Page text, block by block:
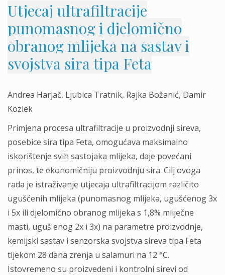
Utjecaj ultrafiltracije
punomasnog i djelomično
obranog mlijeka na sastav i
svojstva sira tipa Feta
Andrea Harjač, Ljubica Tratnik, Rajka Božanić, Damir
Kozlek
Primjena procesa ultrafiltracije u proizvodnji sireva,
posebice sira tipa Feta, omogućava maksimalno
iskorištenje svih sastojaka mlijeka, daje povećani
prinos, te ekonomičniju proizvodnju sira. Cilj ovoga
rada je istraživanje utjecaja ultrafiltracijom različito
ugušćenih mlijeka (punomasnog mlijeka, ugušćenog 3x
i 5x ili djelomično obranog mlijeka s 1,8% mliječne
masti, uguš enog 2x i 3x) na parametre proizvodnje,
kemijski sastav i senzorska svojstva sireva tipa Feta
tijekom 28 dana zrenja u salamuri na 12 °C.
Istovremeno su proizvedeni i kontrolni sirevi od